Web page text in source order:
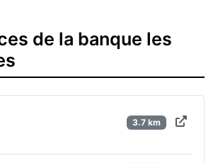
de la banque les
3.7 km